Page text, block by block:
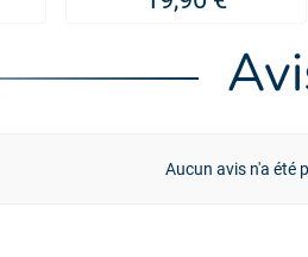
chat - Martin Sellier
Aucun avis n'a été